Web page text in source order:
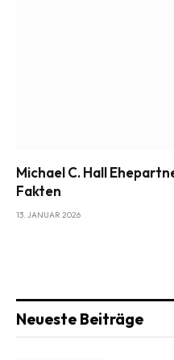
Michael C. Hall
Fakten
13. JANUAR 2026
Neueste Beiträge